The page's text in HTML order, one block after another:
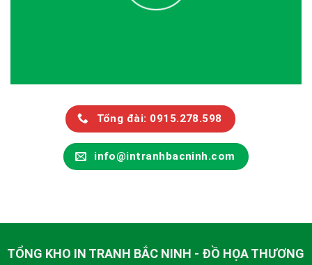
Tổng đài: 0915.278.598
info@intranhbacninh.com
TỔNG KHO IN TRANH BẮC NINH - ĐỒ HỌA THƯƠNG